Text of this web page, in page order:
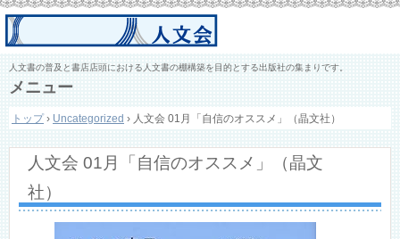
人文書の普及と書店店頭における人文書の棚構築を目的とする出版社の集まりです。
メニュー
ン
ン
キ
トップ › Uncategorized › 人文会 01月「自信のオススメ」（晶文社）
人文会 01月「自信のオススメ」（晶文
社）